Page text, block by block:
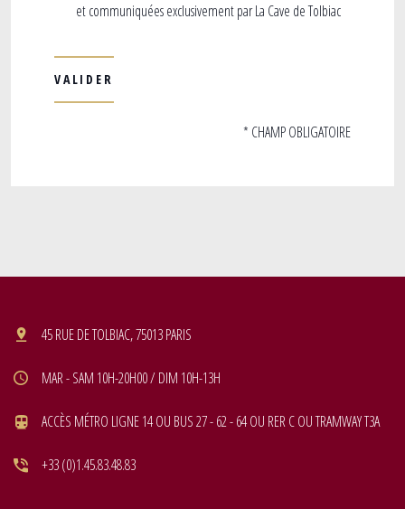
et communiquées exclusivement par La Cave de Tolbiac
* CHAMP OBLIGATOIRE
45 RUE DE TOLBIAC, 75013 PARIS
MAR - SAM 10H-20H00 / DIM 10H-13H
ACCÈS MÉTRO LIGNE 14 OU BUS 27 - 62 - 64 OU RER C OU TRAMWAY T3A
+33 (0)1.45.83.48.83